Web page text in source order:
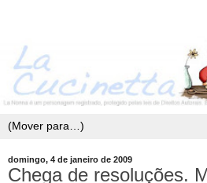
domingo, 4 de janeiro de 2009
Chega de resoluções.